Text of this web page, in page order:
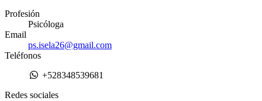
Profesión
Psicóloga
Email
ps.isela26@gmail.com
Teléfonos
+528348539681
Redes sociales